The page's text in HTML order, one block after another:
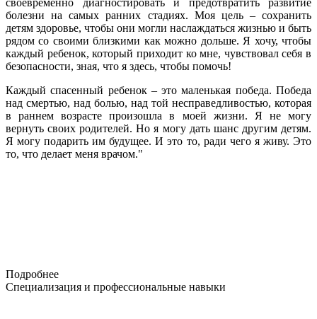
болезни на самых ранних стадиях. Моя цель – сохранить
детям здоровье, чтобы они могли наслаждаться жизнью и быть
рядом со своими близкими как можно дольше. Я хочу, чтобы
каждый ребенок, который приходит ко мне, чувствовал себя в
безопасности, зная, что я здесь, чтобы помочь!
Каждый спасенный ребенок – это маленькая победа. Победа
над смертью, над болью, над той несправедливостью, которая
в раннем возрасте произошла в моей жизни. Я не могу
вернуть своих родителей. Но я могу дать шанс другим детям.
Я могу подарить им будущее. И это то, ради чего я живу. Это
то, что делает меня врачом."
Подробнее
Специализация и профессиональные навыки